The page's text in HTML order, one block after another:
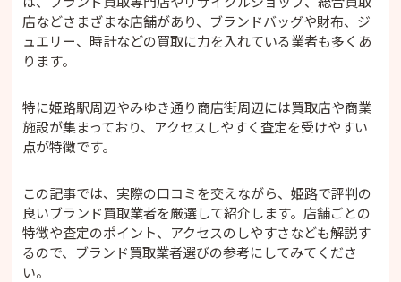
店などさまざまな店舗があり、ブランドバッグや財布、ジ
ュエリー、時計などの買取に力を入れている業者も多くあ
ります。
特に姫路駅周辺やみゆき通り商店街周辺には買取店や商業
施設が集まっており、アクセスしやすく査定を受けやすい
点が特徴です。
この記事では、実際の口コミを交えながら、姫路で評判の
良いブランド買取業者を厳選して紹介します。店舗ごとの
特徴や査定のポイント、アクセスのしやすさなども解説す
るので、ブランド買取業者選びの参考にしてみてくださ
い。